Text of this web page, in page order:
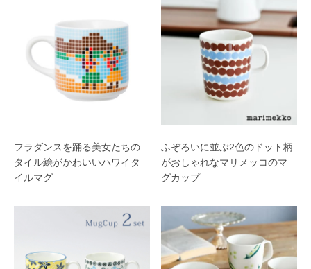
フラダンスを踊る美女たちの
タイル絵がかわいいハワイタ
イルマグ
ふぞろいに並ぶ2色のドット柄
がおしゃれなマリメッコのマ
グカップ